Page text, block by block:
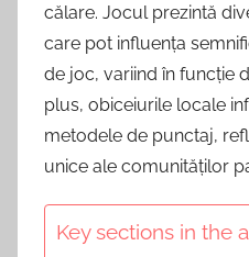
călare. Jocul prezintă
care pot influența
de joc, variind în funcție
plus, obiceiurile locale
metodele de punctaj,
unice ale comunităților
Key sections in the